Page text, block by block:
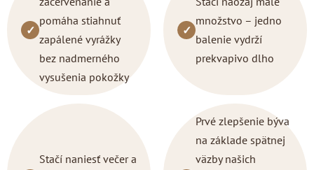
✓
pomáha stiahnuť
zapálené vyrážky
bez nadmerného
vysušenia pokožky
✓
množstvo – jedno
balenie vydrží
prekvapivo dlho
Stačí naniesť večer a
Prvé zlepšenie býva
na základe spätnej
väzby našich